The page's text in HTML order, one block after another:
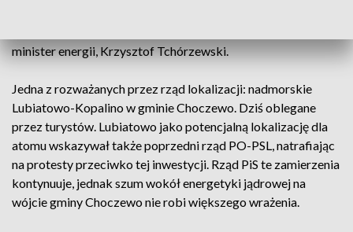
minister energii, Krzysztof Tchórzewski.
Jedna z rozważanych przez rząd lokalizacji: nadmorskie
Lubiatowo-Kopalino w gminie Choczewo. Dziś oblegane
przez turystów. Lubiatowo jako potencjalną lokalizację dla
atomu wskazywał także poprzedni rząd PO-PSL, natrafiając
na protesty przeciwko tej inwestycji. Rząd PiS te zamierzenia
kontynuuje, jednak szum wokół energetyki jądrowej na
wójcie gminy Choczewo nie robi większego wrażenia.